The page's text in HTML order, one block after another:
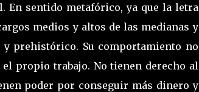
En sentido metafórico, ya que la letra
medios y altos de las medianas y
prehistórico. Su comportamiento no
propio trabajo. No tienen derecho al
poder por conseguir más dinero y